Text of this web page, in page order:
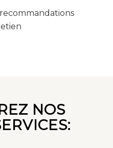
NOS